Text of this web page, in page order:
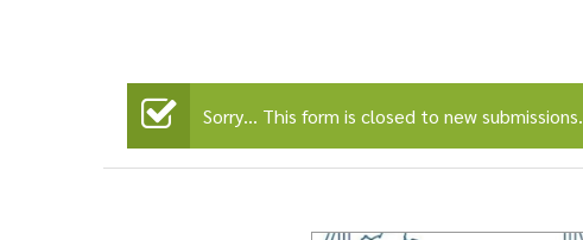
สถานะ
Sorry… This form is closed to new submissions.